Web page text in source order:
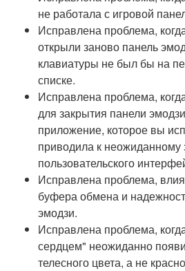
не работала с игровой
Исправлена проблема,
открыли заново панель
клавиатуры не был бы на
списке.
Исправлена проблема,
для закрытия панели
приложение, которое вы
приводила к неожиданному
пользовательского
Исправлена проблема,
буфера обмена и
эмодзи.
Исправлена проблема,
сердцем" неожиданно
телесного цвета, а не